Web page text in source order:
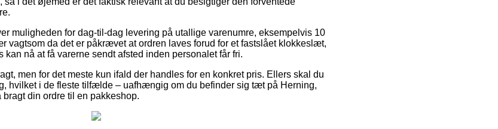
muligheden for dag-til-dag levering på utallige varenumre, eksempelvis 10
vagtsom da det er påkrævet at ordren laves forud for et fastslået klokkeslæt,
kan nå at få varerne sendt afsted inden personalet får fri.
men for det meste kun ifald der handles for en konkret pris. Ellers skal du
hvilket i de fleste tilfælde – uafhængig om du befinder sig tæt på Herning,
din ordre til en pakkeshop.